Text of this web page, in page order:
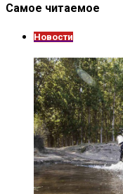
Самое читаемое
Новости